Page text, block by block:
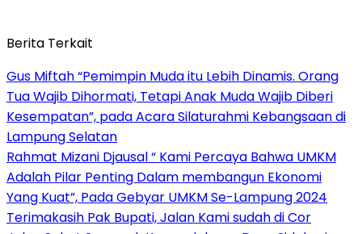
Berita Terkait
Gus Miftah “Pemimpin Muda itu Lebih Dinamis. Orang
Tua Wajib Dihormati, Tetapi Anak Muda Wajib Diberi
Kesempatan”, pada Acara Silaturahmi Kebangsaan di
Lampung Selatan
Rahmat Mizani Djausal “ Kami Percaya Bahwa UMKM
Adalah Pilar Penting Dalam membangun Ekonomi
Yang Kuat”, Pada Gebyar UMKM Se-Lampung 2024
Terimakasih Pak Bupati, Jalan Kami sudah di Cor